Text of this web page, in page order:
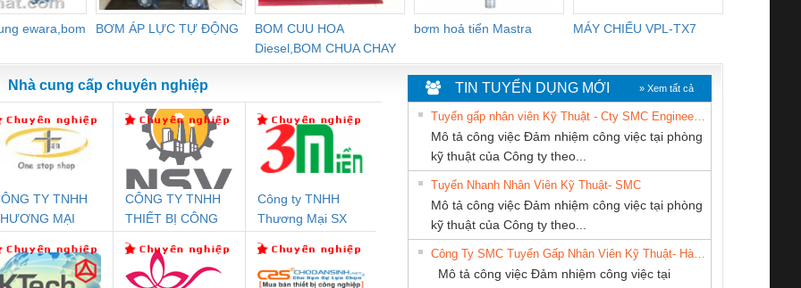
ewara,bom
BƠM ÁP LỰC TỰ ĐỘNG
BOM CUU HOA
Diesel,BOM CHUA CHAY
bơm hoả tiển Mastra MÁY CHIẾU VPL-TX7
An Toàn
Contact
1NO-
24DC-SP -
Rơ Le An Toàn
Phoenix Contact
PSR-SCP-
24UC/ESL4/3X1/1X2/B
- 2981059
Bộ Lặp Tín Hiệu
PROFIBUS Phoenix
Contact PSI-REP-
2708863
Rơ Le An Toàn
Phoenix Contact
2986960 – PSR-
SCP-
24DC/FSP/2X1/1X2
Bộ giám sát chuỗi
tấm pin
TRANSCLINIC 16I+
1K5 L (2433950000)
Bộ giám sát dòng
TRANSCLINIC 16I+
(2008130000)
Nhà cung cấp chuyên nghiệp
TY TNHH
MẠI
CÔNG TY TNHH
THIẾT BỊ CÔNG
SETSUBI VIỆT
NAM
Công ty TNHH
Thương Mại SX
Tan Dong Cang
company LTD
CÔNG TY CP TỰ
ĐỘNG TIẾN
HƯNG
Công Ty TNHH
Quốc Thịnh
TIN TUYỂN DỤNG MỚI » Xem tất cả
Mô tả công việc Đảm nhiệm công việc tại phòng
kỹ thuật của Công ty theo...
Tuyển Nhanh Nhân Viên Kỹ Thuật- SMC
Mô tả công việc Đảm nhiệm công việc tại phòng
kỹ thuật của Công ty theo...
Mô tả công việc Đảm nhiệm công việc tại